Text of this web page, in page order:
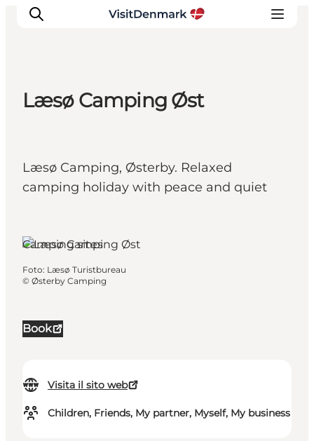
Cosa fare
Dove dormire
Pianifica il viaggio
Læsø Camping Øst
Læsø Camping, Østerby. Relaxed
camping holiday with peace and quiet
Book
Visita il sito web
Children, Friends, My partner, Myself, My business
Camping sites
Foto: Læsø Turistbureau
© Østerby Camping